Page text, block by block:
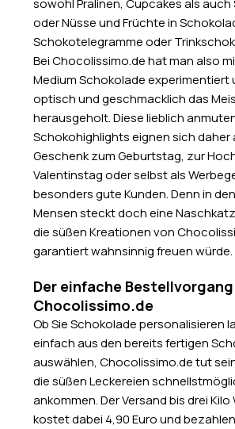
sowohl Pralinen, Cupcakes als
oder Nüsse und Früchte in
Schokotelegramme oder
Bei Chocolissimo.de hat man also
Medium Schokolade experimentiert
optisch und geschmacklich das
herausgeholt. Diese lieblich
Schokohighlights eignen sich daher
Geschenk zum Geburtstag, zur
Valentinstag oder selbst als
besonders gute Kunden. Denn in
Mensen steckt doch eine
die süßen Kreationen von
garantiert wahnsinnig freuen würde.
Der einfache
Chocolissimo.de
Ob Sie Schokolade personalisieren
einfach aus den bereits fertigen
auswählen, Chocolissimo.de tut
die süßen Leckereien
ankommen. Der Versand bis drei
kostet dabei 4,90 Euro und